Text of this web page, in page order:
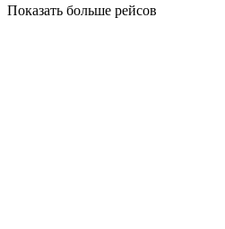
Показать больше рейсов